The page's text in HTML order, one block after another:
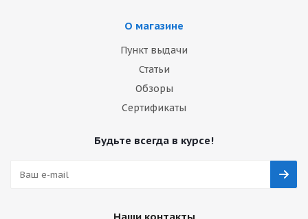
О магазине
Пункт выдачи
Статьи
Обзоры
Сертификаты
Будьте всегда в курсе!